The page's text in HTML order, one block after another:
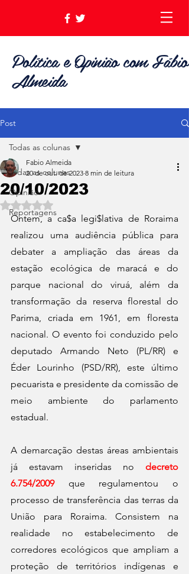
Política e Opinião com Fábio
Almeida
Post
Todas as colunas
Opinião
Reportagens
Todas as colunas
20/10/2023
Fabio Almeida
20 de out. de 2023 8 min de leitura
Avaliado com NaN de 5 estrelas.
Ontem, a ca$a legi$lativa de Roraima
realizou uma audiência pública para
debater a ampliação das áreas da
estação ecológica de maracá e do
parque nacional do viruá, além da
transformação da reserva florestal do
Parima, criada em 1961, em floresta
nacional. O evento foi conduzido pelo
deputado Armando Neto (PL/RR) e
Éder Lourinho (PSD/RR), este último
pecuarista e presidente da comissão de
meio ambiente do parlamento
estadual.
A demarcação destas áreas ambientais
já estavam inseridas no decreto
6.754/2009 que regulamentou o
processo de transferência das terras da
União para Roraima. Consistem na
realidade no estabelecimento de
corredores ecológicos que ampliam a
proteção de territórios indígenas e